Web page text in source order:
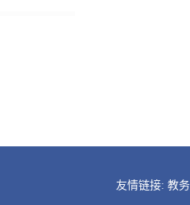
友情链接: 教